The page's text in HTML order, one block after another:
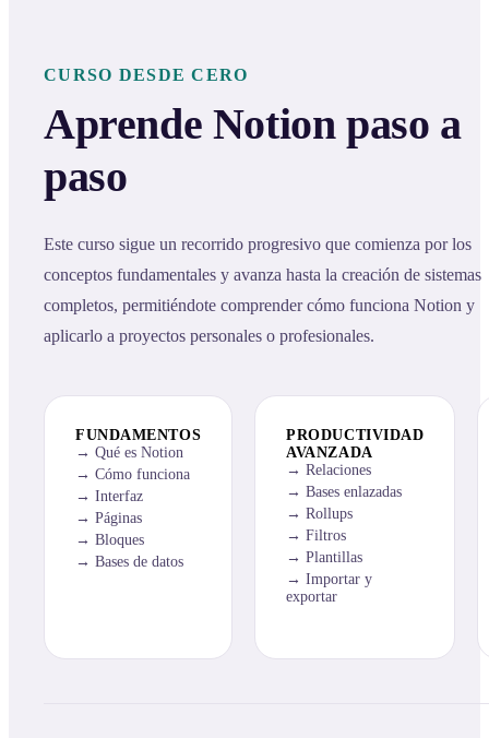
CURSO DESDE CERO
Aprende Notion paso a
paso
Este curso sigue un recorrido progresivo que comienza por los
conceptos fundamentales y avanza hasta la creación de sistemas
completos, permitiéndote comprender cómo funciona Notion y
aplicarlo a proyectos personales o profesionales.
FUNDAMENTOS
Qué es Notion
Cómo funciona
Interfaz
Páginas
Bloques
Bases de datos
PRODUCTIVIDAD
AVANZADA
Relaciones
Bases enlazadas
Rollups
Filtros
Plantillas
Importar y
exportar